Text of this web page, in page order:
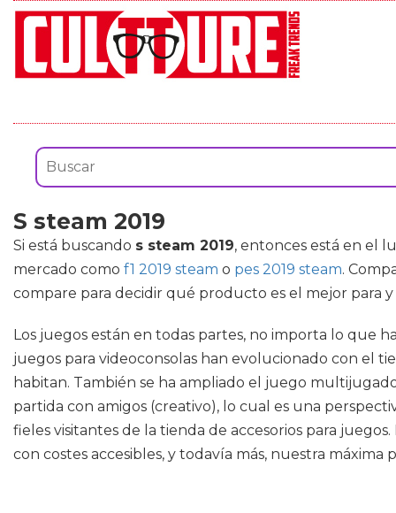
S steam 2019
Si está buscando s steam 2019, entonces está en el
mercado como f1 2019 steam o pes 2019 steam.
compare para decidir qué producto es el mejor para
Los juegos están en todas partes, no importa lo que
juegos para videoconsolas han evolucionado con el
habitan. También se ha ampliado el juego
partida con amigos (creativo), lo cual es una
fieles visitantes de la tienda de accesorios para
con costes accesibles, y todavía más, nuestra